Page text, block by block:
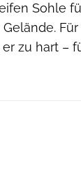
Sohle
zu hart –